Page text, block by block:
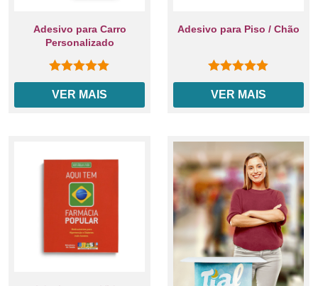
Adesivo para Carro
Personalizado
0out of 5
VER MAIS
Adesivo para Piso / Chão
0out of 5
VER MAIS